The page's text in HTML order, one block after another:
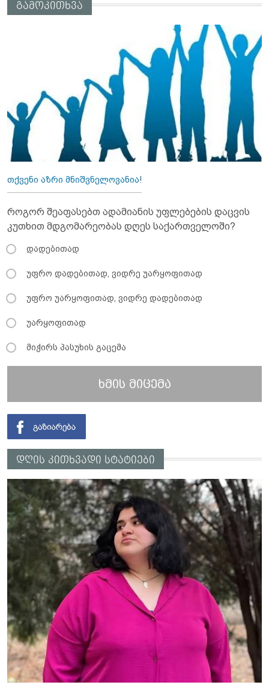
გამოკითხვა
თქვენი აზრი მნიშვნელოვანია!
როგორ შეაფასებთ ადამიანის უფლებების დაცვის
კუთხით მდგომარეობას დღეს საქართველოში?
დადებითად
უფრო დადებითად, ვიდრე უარყოფითად
უფრო უარყოფითად, ვიდრე დადებითად
უარყოფითად
მიჭირს პასუხის გაცემა
ხმის მიცემა
დღის კითხვადი სტატიები